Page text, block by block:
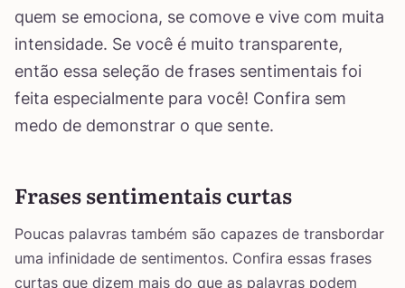
quem se emociona, se comove e vive com muita
intensidade. Se você é muito transparente,
então essa seleção de frases sentimentais foi
feita especialmente para você! Confira sem
medo de demonstrar o que sente.
Frases sentimentais curtas
Poucas palavras também são capazes de transbordar
uma infinidade de sentimentos. Confira essas frases
curtas que dizem mais do que as palavras podem